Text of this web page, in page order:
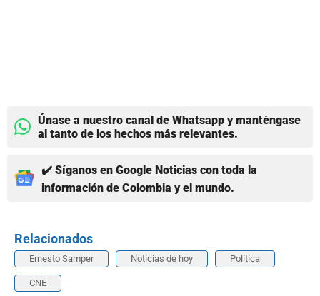
Únase a nuestro canal de Whatsapp y manténgase
al tanto de los hechos más relevantes.
✔️ Síganos en Google Noticias con toda la
información de Colombia y el mundo.
Relacionados
Ernesto Samper Noticias de hoy Política
CNE